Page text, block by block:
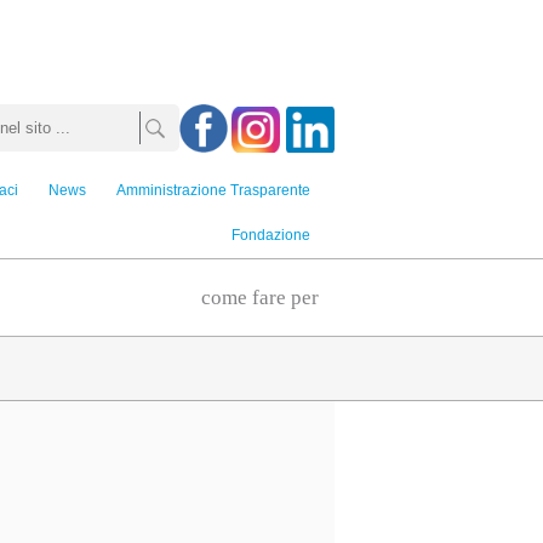
News Amministrazione Trasparente
Fondazione
come fare per